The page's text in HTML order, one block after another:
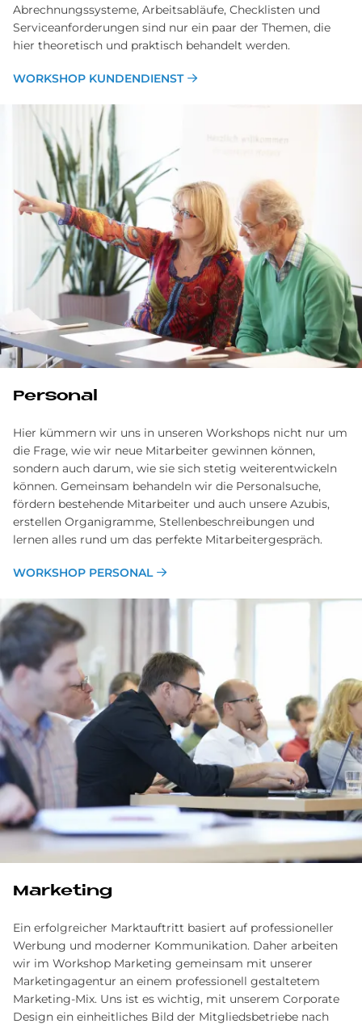
Abrechnungssysteme, Arbeitsabläufe, Checklisten und
Serviceanforderungen sind nur ein paar der Themen, die
hier theoretisch und praktisch behandelt werden.
WORKSHOP KUNDENDIENST
Personal
Hier kümmern wir uns in unseren Workshops nicht nur um
die Frage, wie wir neue Mitarbeiter gewinnen können,
sondern auch darum, wie sie sich stetig weiterentwickeln
können. Gemeinsam behandeln wir die Personalsuche,
fördern bestehende Mitarbeiter und auch unsere Azubis,
erstellen Organigramme, Stellenbeschreibungen und
lernen alles rund um das perfekte Mitarbeitergespräch.
WORKSHOP PERSONAL
Marketing
Ein erfolgreicher Marktauftritt basiert auf professioneller
Werbung und moderner Kommunikation. Daher arbeiten
wir im Workshop Marketing gemeinsam mit unserer
Marketingagentur an einem professionell gestaltetem
Marketing-Mix. Uns ist es wichtig, mit unserem Corporate
Design ein einheitliches Bild der Mitgliedsbetriebe nach